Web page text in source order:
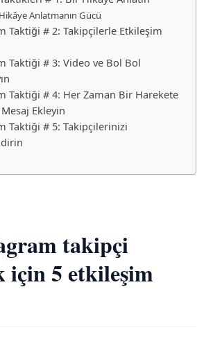
Anlatmanın Gücü
Taktiği # 2: Takipçilerle Etkileşim
Taktiği # 3: Video ve Bol Bol
Taktiği # 4: Her Zaman Bir Harekete
Ekleyin
Taktiği # 5: Takipçilerinizi
takipçi
için 5 etkileşim